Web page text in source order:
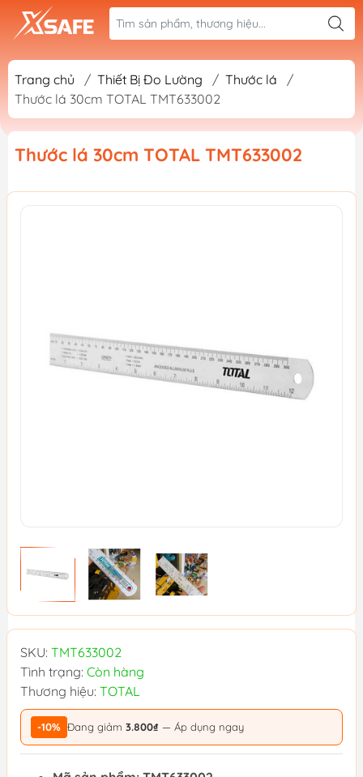
Trang chủ / Thiết Bị Đo Lường / Thước lá
/
Thước lá 30cm TOTAL TMT633002
Thước lá 30cm TOTAL TMT633002
SKU: TMT633002
Tình trạng: Còn hàng
Thương hiệu: TOTAL
-10% Đang giảm 3.800₫ — Áp dụng ngay